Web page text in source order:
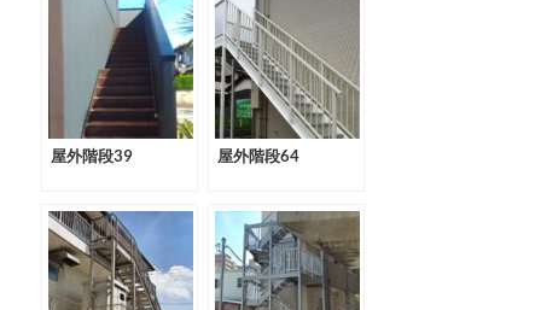
屋外階段39 屋外階段64